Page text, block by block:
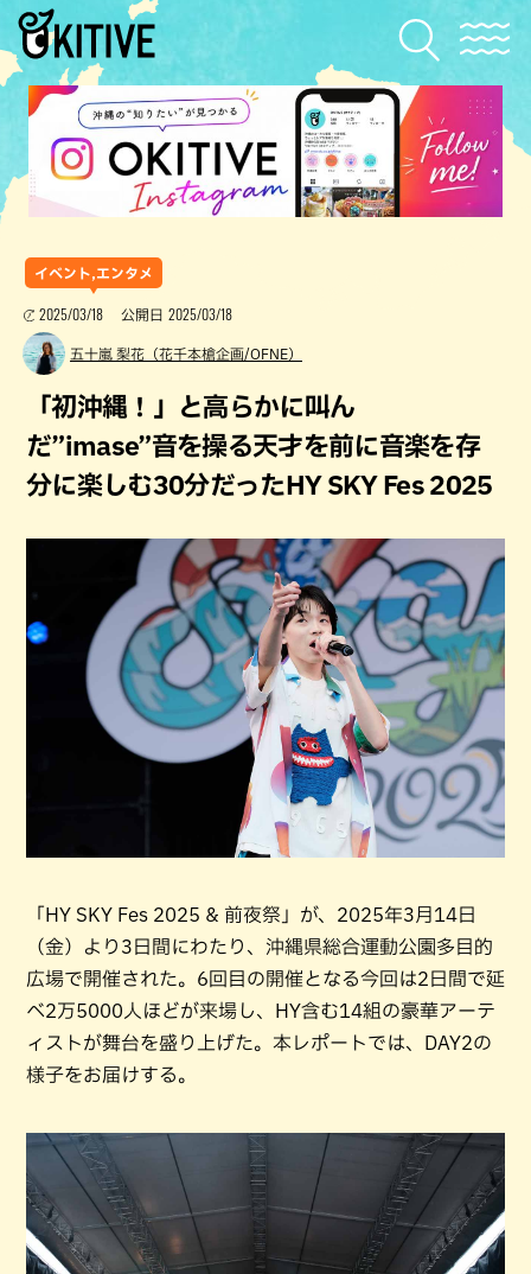
イベント,エンタメ
2025/03/18 公開日 2025/03/18
五十嵐 梨花（花千本槍企画/OFNE）
「初沖縄！」と高らかに叫ん
だ”imase”音を操る天才を前に音楽を存
分に楽しむ30分だったHY SKY Fes 2025
「HY SKY Fes 2025 & 前夜祭」が、2025年3月14日
（金）より3日間にわたり、沖縄県総合運動公園多目的
広場で開催された。6回目の開催となる今回は2日間で延
べ2万5000人ほどが来場し、HY含む14組の豪華アーテ
ィストが舞台を盛り上げた。本レポートでは、DAY2の
様子をお届けする。